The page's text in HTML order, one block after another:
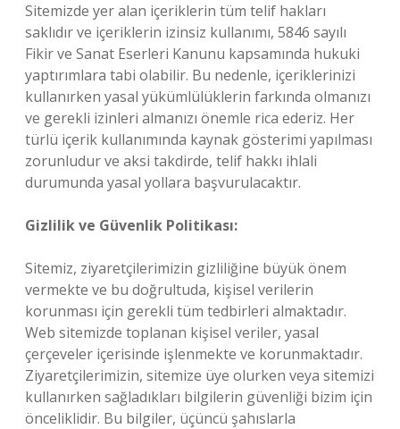
Sitemizde yer alan içeriklerin tüm telif hakları
saklıdır ve içeriklerin izinsiz kullanımı, 5846 sayılı
Fikir ve Sanat Eserleri Kanunu kapsamında hukuki
yaptırımlara tabi olabilir. Bu nedenle, içeriklerinizi
kullanırken yasal yükümlülüklerin farkında olmanızı
ve gerekli izinleri almanızı önemle rica ederiz. Her
türlü içerik kullanımında kaynak gösterimi yapılması
zorunludur ve aksi takdirde, telif hakkı ihlali
durumunda yasal yollara başvurulacaktır.
Gizlilik ve Güvenlik Politikası:
Sitemiz, ziyaretçilerimizin gizliliğine büyük önem
vermekte ve bu doğrultuda, kişisel verilerin
korunması için gerekli tüm tedbirleri almaktadır.
Web sitemizde toplanan kişisel veriler, yasal
çerçeveler içerisinde işlenmekte ve korunmaktadır.
Ziyaretçilerimizin, sitemize üye olurken veya sitemizi
kullanırken sağladıkları bilgilerin güvenliği bizim için
önceliklidir. Bu bilgiler, üçüncü şahıslarla